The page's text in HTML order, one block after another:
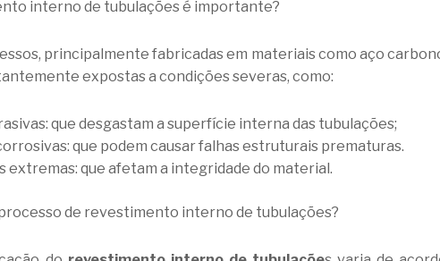
interno de tubulações é importante?
principalmente fabricadas em materiais como aço
expostas a condições severas, como:
que desgastam a superfície interna das tubulações;
que podem causar falhas estruturais prematuras.
extremas: que afetam a integridade do material.
de revestimento interno de tubulações?